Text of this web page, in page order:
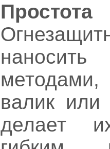
методами,
валик или
делает